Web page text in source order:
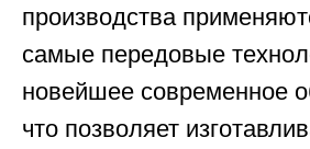
производства
самые передовые
новейшее современное
что позволяет